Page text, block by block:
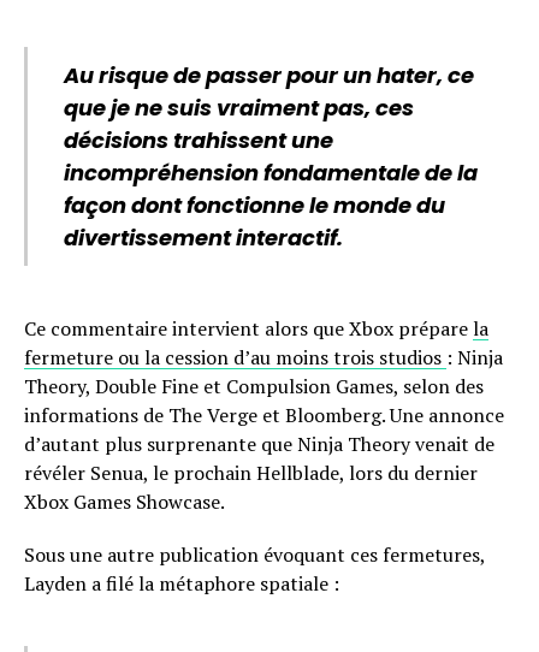
Au risque de passer pour un hater, ce
que je ne suis vraiment pas, ces
décisions trahissent une
incompréhension fondamentale de la
façon dont fonctionne le monde du
divertissement interactif.
Ce commentaire intervient alors que Xbox préparela
fermeture ou la cession d’au moins trois studios : Ninja
Theory, Double Fine et Compulsion Games, selon des
informations de The Verge et Bloomberg. Une annonce
d’autant plus surprenante que Ninja Theory venait de
révéler Senua, le prochain Hellblade, lors du dernier
Xbox Games Showcase.
Sous une autre publication évoquant ces fermetures,
Layden a filé la métaphore spatiale :